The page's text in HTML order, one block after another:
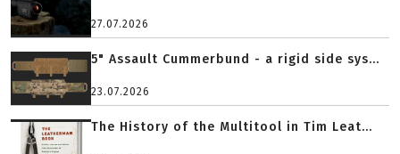
27.07.2026
5" Assault Cummerbund - a rigid side sys...
23.07.2026
The History of the Multitool in Tim Leat...